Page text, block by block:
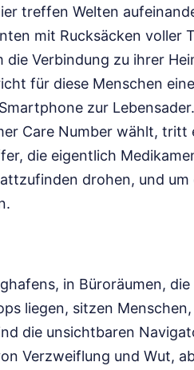
treffen Welten
mit Rucksäcken voller
Verbindung zu ihrer
für diese Menschen
zur
Care Number wählt, tritt
die eigentlich
drohen, und um
in Büroräumen,
liegen, sitzen
die unsichtbaren
Verzweiflung und Wut,